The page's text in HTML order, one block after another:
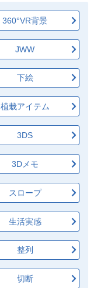
360°VR背景
JWW
下絵
植栽アイテム
3DS
3Dメモ
スロープ
生活実感
整列
切断